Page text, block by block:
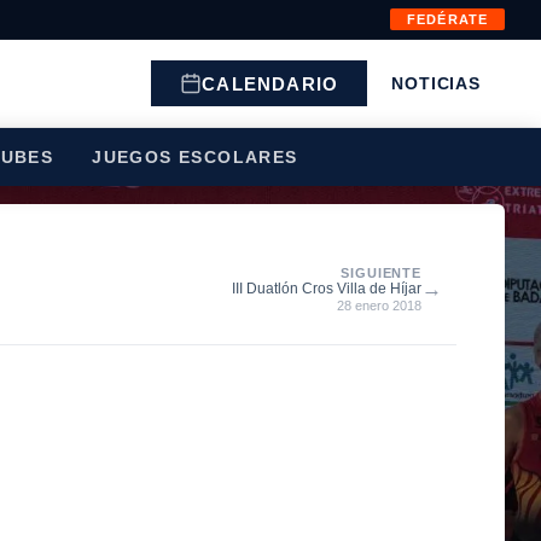
FEDÉRATE
CALENDARIO NOTICIAS
JUEGOS ESCOLARES
SIGUIENTE
III Duatlón Cros Villa de Híjar
28 enero 2018
→